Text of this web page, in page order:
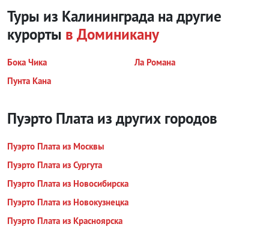
Туры из Калининграда на другие
курорты в Доминикану
Бока Чика
Ла Романа
Пунта Кана
Пуэрто Плата из других городов
Пуэрто Плата из Москвы
Пуэрто Плата из Сургута
Пуэрто Плата из Новосибирска
Пуэрто Плата из Новокузнецка
Пуэрто Плата из Красноярска